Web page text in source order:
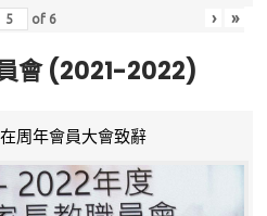
of 6 › »
會 (2021-2022)
周年會員大會致辭